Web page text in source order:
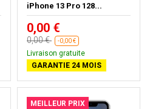
iPhone 13 Pro 128...
0,00 €
0,00 € -0,00 €
Livraison gratuite
GARANTIE 24 MOIS
MEILLEUR PRIX